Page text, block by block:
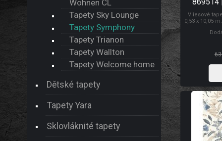
Vliesové
0,53 x 10,05
tapety na
Wohnen CL
Tapety Sky Lounge
Tapety Symphony
Tapety Trianon
Tapety Wallton
Tapety Welcome home
Dětské tapety
Tapety Yara
Sklovláknité tapety